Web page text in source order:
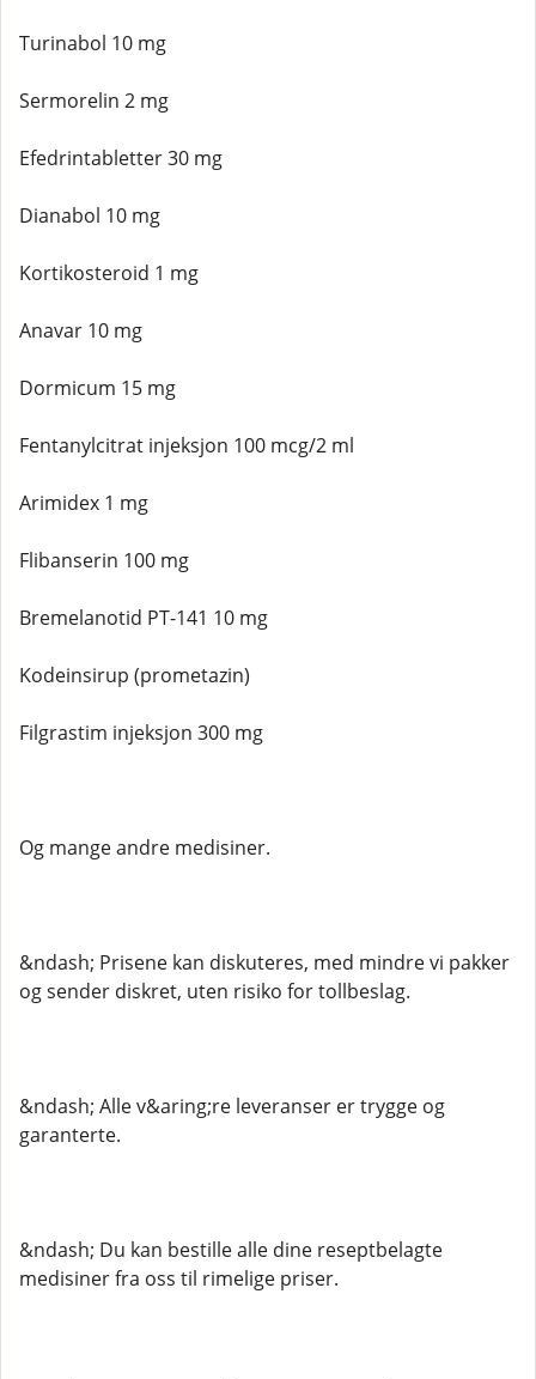
Turinabol 10 mg
Sermorelin 2 mg
Efedrintabletter 30 mg
Dianabol 10 mg
Kortikosteroid 1 mg
Anavar 10 mg
Dormicum 15 mg
Fentanylcitrat injeksjon 100 mcg/2 ml
Arimidex 1 mg
Flibanserin 100 mg
Bremelanotid PT-141 10 mg
Kodeinsirup (prometazin)
Filgrastim injeksjon 300 mg
Og mange andre medisiner.
&ndash; Prisene kan diskuteres, med mindre vi pakker
og sender diskret, uten risiko for tollbeslag.
&ndash; Alle v&aring;re leveranser er trygge og
garanterte.
&ndash; Du kan bestille alle dine reseptbelagte
medisiner fra oss til rimelige priser.